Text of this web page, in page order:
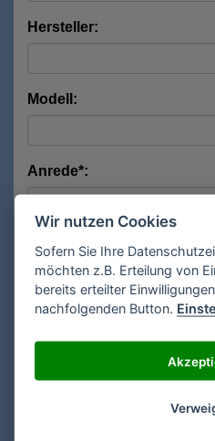
Hersteller:
Modell:
Anrede*:
Vorname*:
Nachname*:
Wir nutzen Cookies
Sofern Sie Ihre
möchten z.B. Erteilung von
bereits erteilter
nachfolgenden Button.